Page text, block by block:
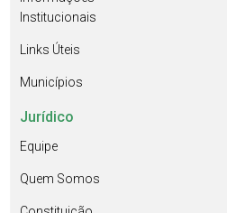
Institucionais
Links Úteis
Municípios
Jurídico
Equipe
Quem Somos